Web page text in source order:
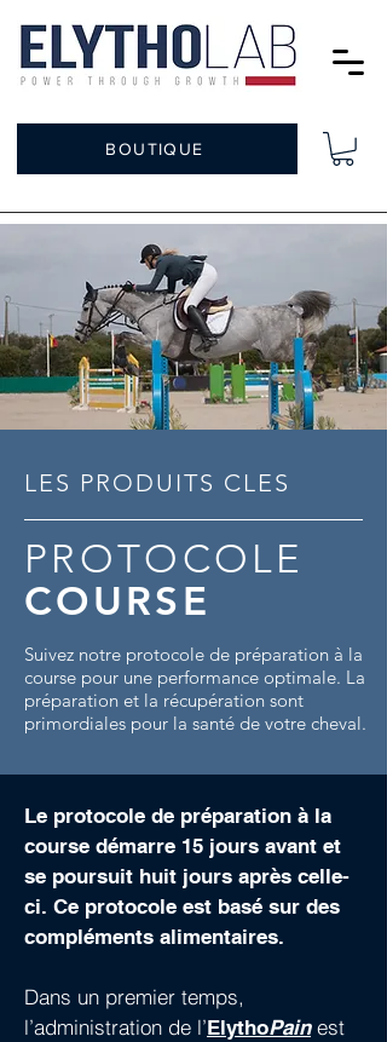
BOUTIQUE
LES PRODUITS CLES
PROTOCOLE
COURSE
Suivez notre protocole de préparation à la
course pour une performance optimale. La
préparation et la récupération sont
primordiales pour la santé de votre cheval.
Le protocole de préparation à la
course démarre 15 jours avant et
se poursuit huit jours après celle-
ci. Ce protocole est basé sur des
compléments alimentaires.
Dans un premier temps,
l’administration de l’ElythoPainest